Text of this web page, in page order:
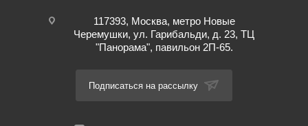
117393, Москва, метро Новые
Черемушки, ул. Гарибальди, д. 23, ТЦ
"Панорама", павильон 2П-65.
Подписаться на рассылку